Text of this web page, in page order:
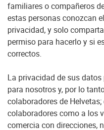
familiares o compañeros
estas personas conozcan
privacidad, y solo
permiso para hacerlo y si
correctos.
La privacidad de sus
para nosotros y, por lo
colaboradores de
colaboradores como a los
comercia con direcciones,